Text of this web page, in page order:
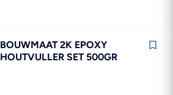
BOUWMAAT 2K EPOXY
HOUTVULLER SET 500GR